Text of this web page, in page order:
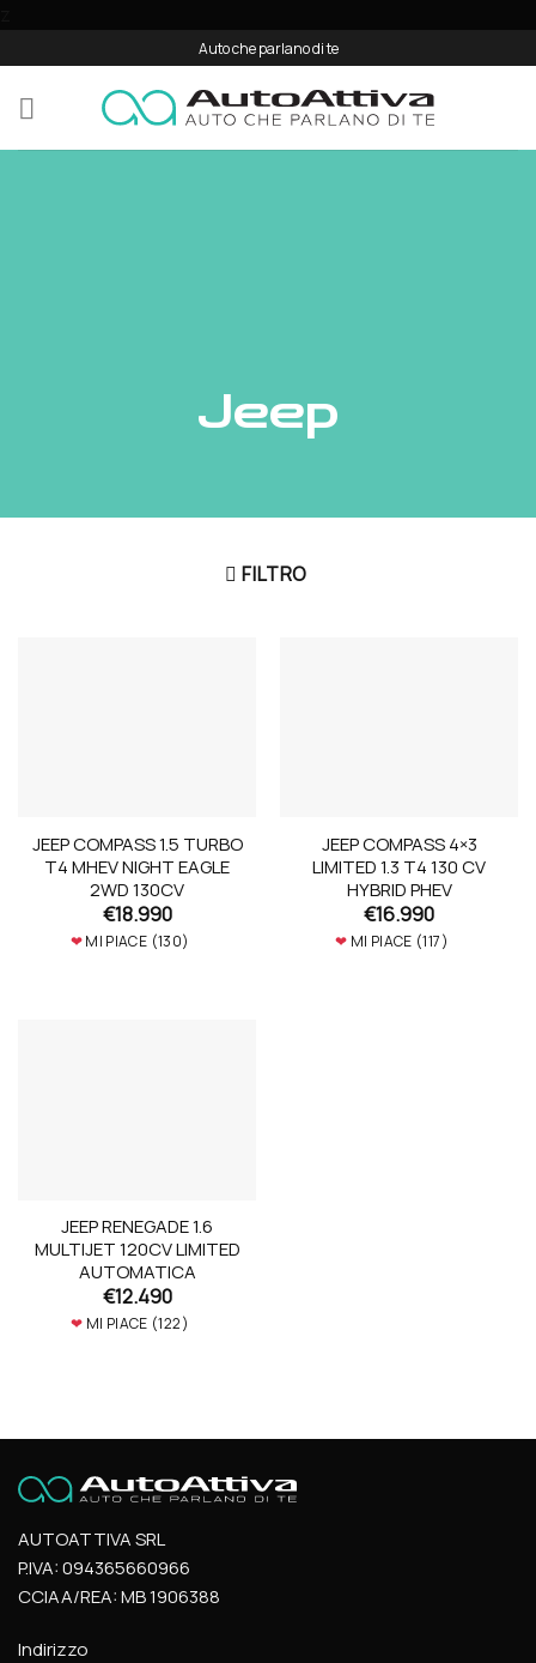
contenuti
Auto che parlano di te
jeep
FILTRO
JEEP COMPASS 1.5 TURBO
T4 MHEV NIGHT EAGLE
2WD 130CV
€18.990
❤MI PIACE (130)
JEEP COMPASS 4×3
LIMITED 1.3 T4 130 CV
HYBRID PHEV
€16.990
❤ MI PIACE (117)
JEEP RENEGADE 1.6
MULTIJET 120CV LIMITED
AUTOMATICA
€12.490
❤ MI PIACE (122)
AUTOATTIVA SRL
P.IVA: 094365660966
CCIAA/REA: MB 1906388
Indirizzo